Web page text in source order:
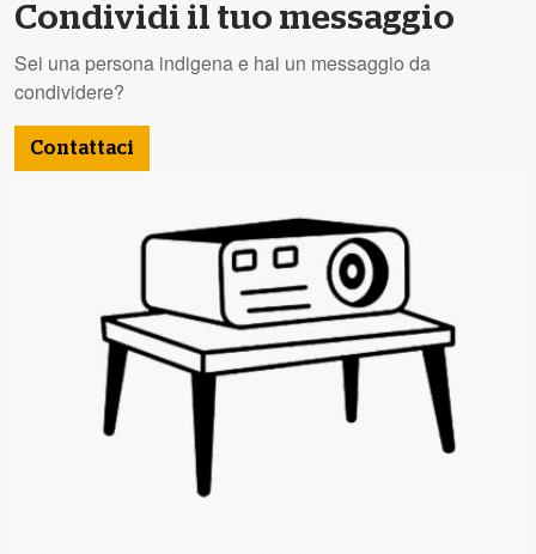
Condividi il tuo messaggio
Sei una persona indigena e hai un messaggio da
condividere?
Contattaci